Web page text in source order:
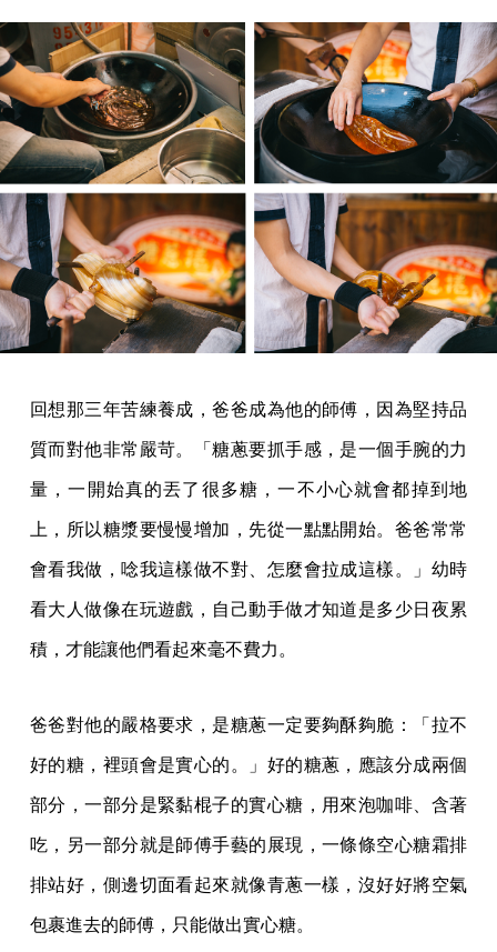
回想那三年苦練養成，爸爸成為他的師傅，因為堅持品
質而對他非常嚴苛。「糖蔥要抓手感，是一個手腕的力
量，一開始真的丟了很多糖，一不小心就會都掉到地
上，所以糖漿要慢慢增加，先從一點點開始。爸爸常常
會看我做，唸我這樣做不對、怎麼會拉成這樣。」幼時
看大人做像在玩遊戲，自己動手做才知道是多少日夜累
積，才能讓他們看起來毫不費力。
爸爸對他的嚴格要求，是糖蔥一定要夠酥夠脆：「拉不
好的糖，裡頭會是實心的。」好的糖蔥，應該分成兩個
部分，一部分是緊黏棍子的實心糖，用來泡咖啡、含著
吃，另一部分就是師傅手藝的展現，一條條空心糖霜排
排站好，側邊切面看起來就像青蔥一樣，沒好好將空氣
包裹進去的師傅，只能做出實心糖。